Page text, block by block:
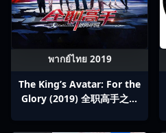
พากย์ไทย 2019
The King’s Avatar: For the
Glory (2019) 全职高手之巅